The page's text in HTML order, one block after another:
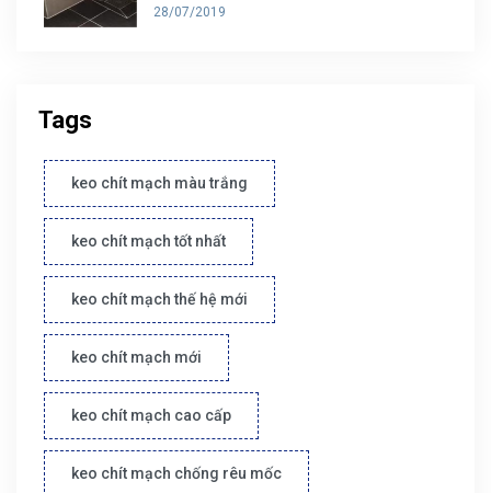
28/07/2019
Tags
keo chít mạch màu trắng
keo chít mạch tốt nhất
keo chít mạch thế hệ mới
keo chít mạch mới
keo chít mạch cao cấp
keo chít mạch chống rêu mốc